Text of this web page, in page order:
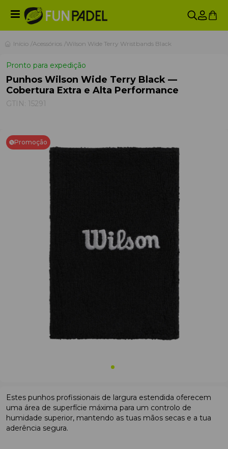
Início Acessórios Wilson Wide Terry Wristbands Black
Pronto para expedição
Punhos Wilson Wide Terry Black —
Cobertura Extra e Alta Performance
GTIN: 15291
Promoção
Estes punhos profissionais de largura estendida oferecem
uma área de superfície máxima para um controlo de
humidade superior, mantendo as tuas mãos secas e a tua
aderência segura.